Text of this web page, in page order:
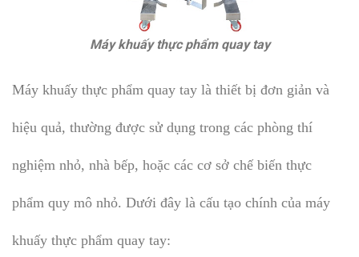
Máy khuấy thực phẩm quay tay
Máy khuấy thực phẩm quay tay là thiết bị đơn giản và
hiệu quả, thường được sử dụng trong các phòng thí
nghiệm nhỏ, nhà bếp, hoặc các cơ sở chế biến thực
phẩm quy mô nhỏ. Dưới đây là cấu tạo chính của máy
khuấy thực phẩm quay tay: